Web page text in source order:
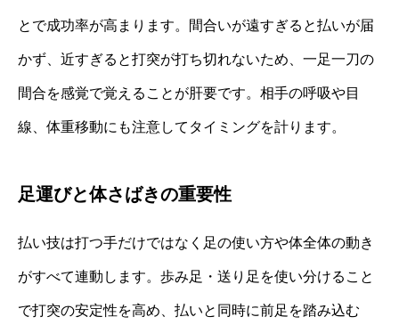
とで成功率が高まります。間合いが遠すぎると払いが届
かず、近すぎると打突が打ち切れないため、一足一刀の
間合を感覚で覚えることが肝要です。相手の呼吸や目
線、体重移動にも注意してタイミングを計ります。
足運びと体さばきの重要性
払い技は打つ手だけではなく足の使い方や体全体の動き
がすべて連動します。歩み足・送り足を使い分けること
で打突の安定性を高め、払いと同時に前足を踏み込む